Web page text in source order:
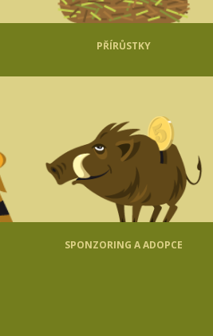
PŘÍRŮSTKY
SPONZORING A ADOPCE